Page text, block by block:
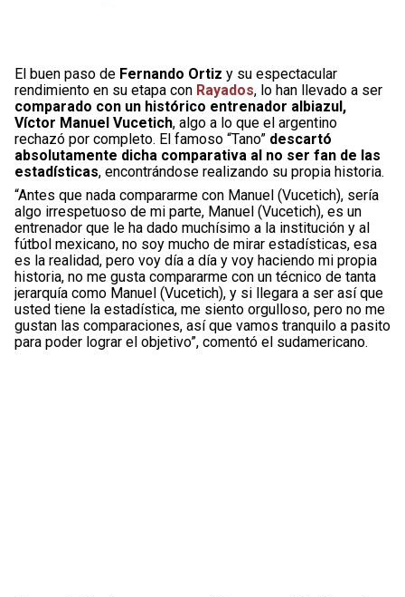
El buen paso de Fernando Ortiz y su espectacular
rendimiento en su etapa con Rayados, lo han llevado a ser
comparado con un histórico entrenador albiazul,
Víctor Manuel Vucetich, algo a lo que el argentino
rechazó por completo. El famoso “Tano” descartó
absolutamente dicha comparativa al no ser fan de las
estadísticas, encontrándose realizando su propia historia.
“Antes que nada compararme con Manuel (Vucetich), sería
algo irrespetuoso de mi parte, Manuel (Vucetich), es un
entrenador que le ha dado muchísimo a la institución y al
fútbol mexicano, no soy mucho de mirar estadísticas, esa
es la realidad, pero voy día a día y voy haciendo mi propia
historia, no me gusta compararme con un técnico de tanta
jerarquía como Manuel (Vucetich), y si llegara a ser así que
usted tiene la estadística, me siento orgulloso, pero no me
gustan las comparaciones, así que vamos tranquilo a pasito
para poder lograr el objetivo”, comentó el sudamericano.